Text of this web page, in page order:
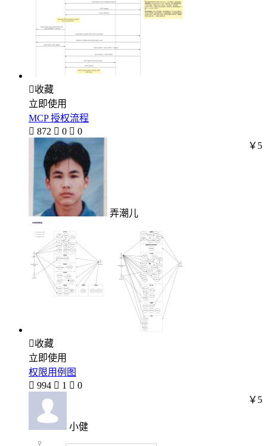
收藏
立即使用
MCP 授权流程
 872  0  0
弄潮儿
￥5
收藏
立即使用
权限用例图
 994  1  0
小健
￥5